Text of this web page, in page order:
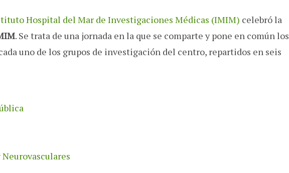
Hospital del Mar de Investigaciones Médicas (IMIM) celebró la
. Se trata de una jornada en la que se comparte y pone en común los
uno de los grupos de investigación del centro, repartidos en seis